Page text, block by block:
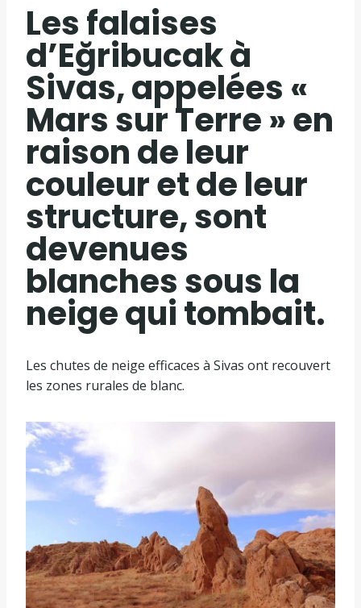
Les falaises
d’Eğribucak à
Sivas, appelées «
Mars sur Terre » en
raison de leur
couleur et de leur
structure, sont
devenues
blanches sous la
neige qui tombait.
Les chutes de neige efficaces à Sivas ont recouvert
les zones rurales de blanc.